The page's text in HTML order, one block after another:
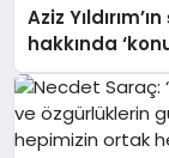
Aziz
hakkında
kontrol kararı